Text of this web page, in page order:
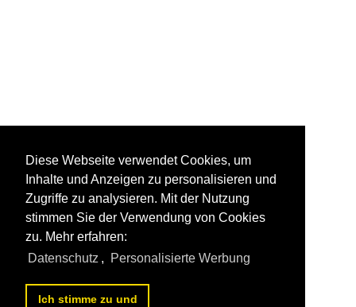
Diese Webseite verwendet Cookies, um
Inhalte und Anzeigen zu personalisieren und
Zugriffe zu analysieren. Mit der Nutzung
stimmen Sie der Verwendung von Cookies
zu. Mehr erfahren:
Datenschutz , Personalisierte Werbung
Ich stimme zu und